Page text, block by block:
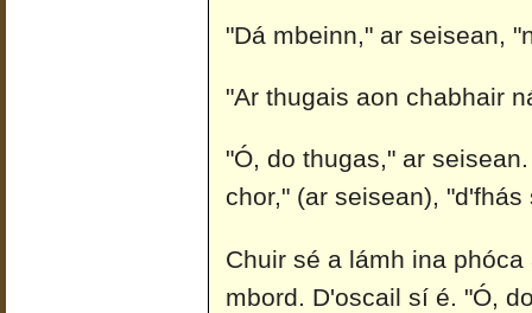
"Dá mbeinn," ar seisean,
"Ar thugais aon chabhair
"Ó, do thugas," ar
chor," (ar seisean),
Chuir sé a lámh ina
mbord. D'oscail sí é. "Ó,